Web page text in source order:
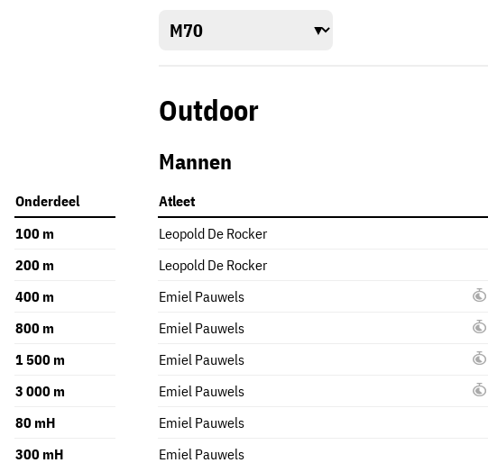
Outdoor
Mannen
Onderdeel Atleet
100 m
Leopold De Rocker
200 m
Leopold De Rocker
400 m
Emiel Pauwels
800 m
Emiel Pauwels
1 500 m
Emiel Pauwels
3 000 m
Emiel Pauwels
80 mH
Emiel Pauwels
300 mH
Emiel Pauwels